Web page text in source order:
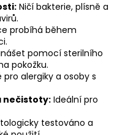
Ničí bakterie, plísně a
probíhá během
pomocí sterilního
pokožku.
pro alergiky a osoby s
nečistoty: Ideální pro
testováno a